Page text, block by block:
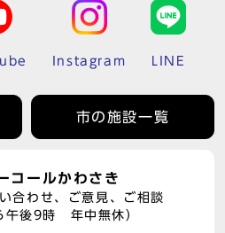
Instagram LINE
市の施設一覧
コールかわさき
合わせ、ご意見、ご相談
午後9時 年中無休）